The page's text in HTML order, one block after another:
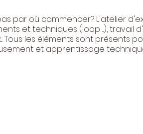
par où commencer? L'atelier
et techniques (loop ...), travail
Tous les éléments sont présents
et apprentissage